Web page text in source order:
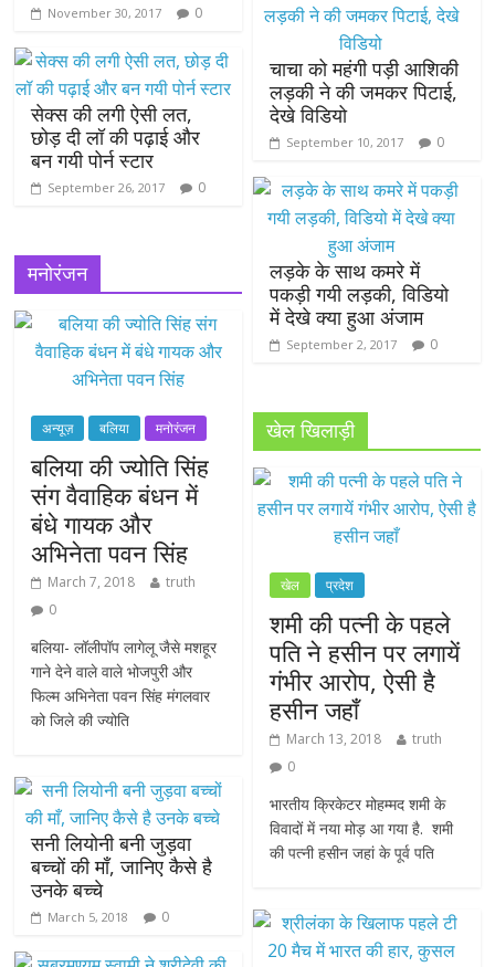
November 30, 2017 0
सेक्स की लगी ऐसी लत,
छोड़ दी लॉ की पढ़ाई और
बन गयी पोर्न स्‍टार
September 26, 2017 0
मनोरंजन
अन्यूज़ बलिया मनोरंजन
बलिया की ज्योति सिंह
संग वैवाहिक बंधन में
बंधे गायक और
अभिनेता पवन सिंह
March 7, 2018
truth
0
बलिया- लॉलीपॉप लागेलू जैसे मशहूर
गाने देने वाले वाले भोजपुरी और
फिल्म अभिनेता पवन सिंह मंगलवार
को जिले की ज्योति
सनी लियोनी बनी जुड़वा
बच्चों की माँ, जानिए कैसे है
उनके बच्चे
March 5, 2018 0
चाचा को महंगी पड़ी आशिकी
लड़की ने की जमकर पिटाई,
देखे विडियो
September 10, 2017 0
लड़के के साथ कमरे में
पकड़ी गयी लड़की, विडियो
में देखे क्या हुआ अंजाम
September 2, 2017 0
खेल खिलाड़ी
खेल प्रदेश
शमी की पत्नी के पहले
पति ने हसीन पर लगायें
गंभीर आरोप, ऐसी है
हसीन जहाँ
March 13, 2018
truth
0
भारतीय क्रिकेटर मोहम्मद शमी के
विवादों में नया मोड़ आ गया है. शमी
की पत्नी हसीन जहां के पूर्व पति